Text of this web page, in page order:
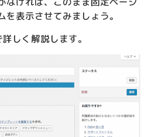
表示させてみましょう。
しく解説します。